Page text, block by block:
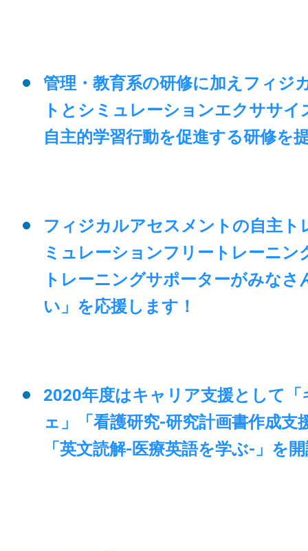
管理・教育系の研修に加えフィジ
トとシミュレーションエクササイ
自主的学習行動を促進する研修を
フィジカルアセスメントの自主ト
ミュレーションフリートレーニン
トレーニングサポーターがみなさ
い」を応援します！
2020年度はキャリア支援として
ェ」「看護研究-研究計画書作成支
「英文読解-医療英語を学ぶ-」を